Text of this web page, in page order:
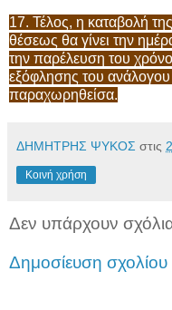
17. Τέλος, η καταβολή
θέσεως θα γίνει την
την παρέλευση του
εξόφλησης του
παραχωρηθείσα.
ΔΗΜΗΤΡΗΣ ΨΥΚΟΣ στις
Κοινή χρήση
Δεν υπάρχουν
Δημοσίευση σχολίου